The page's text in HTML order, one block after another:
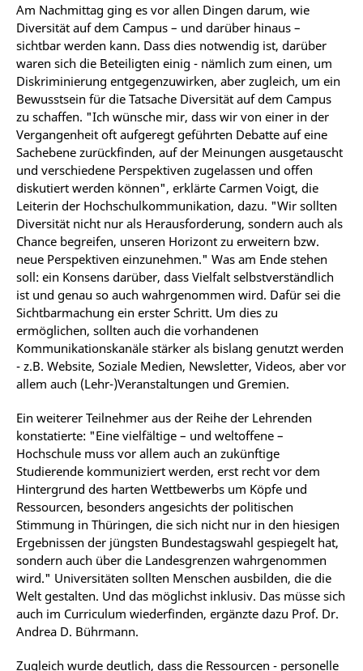
Am Nachmittag ging es vor allen Dingen darum, wie
Diversität auf dem Campus – und darüber hinaus –
sichtbar werden kann. Dass dies notwendig ist, darüber
waren sich die Beteiligten einig - nämlich zum einen, um
Diskriminierung entgegenzuwirken, aber zugleich, um ein
Bewusstsein für die Tatsache Diversität auf dem Campus
zu schaffen. "Ich wünsche mir, dass wir von einer in der
Vergangenheit oft aufgeregt geführten Debatte auf eine
Sachebene zurückfinden, auf der Meinungen ausgetauscht
und verschiedene Perspektiven zugelassen und offen
diskutiert werden können", erklärte Carmen Voigt, die
Leiterin der Hochschulkommunikation, dazu. "Wir sollten
Diversität nicht nur als Herausforderung, sondern auch als
Chance begreifen, unseren Horizont zu erweitern bzw.
neue Perspektiven einzunehmen." Was am Ende stehen
soll: ein Konsens darüber, dass Vielfalt selbstverständlich
ist und genau so auch wahrgenommen wird. Dafür sei die
Sichtbarmachung ein erster Schritt. Um dies zu
ermöglichen, sollten auch die vorhandenen
Kommunikationskanäle stärker als bislang genutzt werden
- z.B. Website, Soziale Medien, Newsletter, Videos, aber vor
allem auch (Lehr-)Veranstaltungen und Gremien.
Ein weiterer Teilnehmer aus der Reihe der Lehrenden
konstatierte: "Eine vielfältige – und weltoffene –
Hochschule muss vor allem auch an zukünftige
Studierende kommuniziert werden, erst recht vor dem
Hintergrund des harten Wettbewerbs um Köpfe und
Ressourcen, besonders angesichts der politischen
Stimmung in Thüringen, die sich nicht nur in den hiesigen
Ergebnissen der jüngsten Bundestagswahl gespiegelt hat,
sondern auch über die Landesgrenzen wahrgenommen
wird." Universitäten sollten Menschen ausbilden, die die
Welt gestalten. Und das möglichst inklusiv. Das müsse sich
auch im Curriculum wiederfinden, ergänzte dazu Prof. Dr.
Andrea D. Bührmann.
Zugleich wurde deutlich, dass die Ressourcen - personelle